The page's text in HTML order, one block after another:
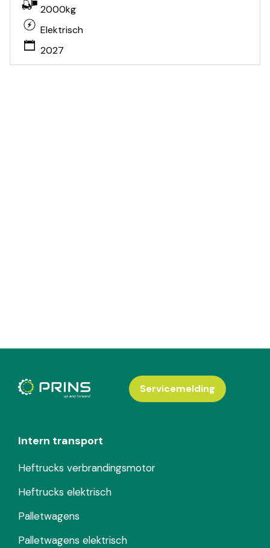
2000kg
Elektrisch
2027
Intern transport
Heftrucks verbrandingsmotor
Heftrucks elektrisch
Palletwagens
Palletwagens elektrisch
Servicemelding